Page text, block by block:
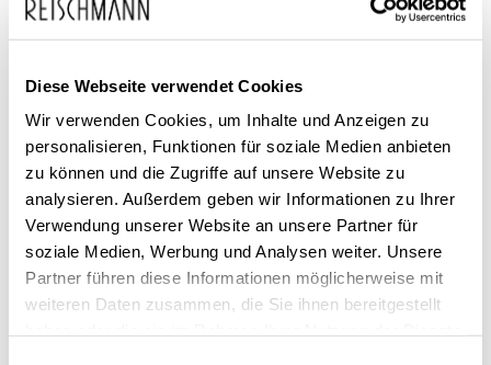
Diese Webseite verwendet Cookies
Wir verwenden Cookies, um Inhalte und Anzeigen zu
personalisieren, Funktionen für soziale Medien anbieten
zu können und die Zugriffe auf unsere Website zu
analysieren. Außerdem geben wir Informationen zu Ihrer
Verwendung unserer Website an unsere Partner für
soziale Medien, Werbung und Analysen weiter. Unsere
Partner führen diese Informationen möglicherweise mit
weiteren Daten zusammen, die Sie ihnen bereitgestellt
Zum
Anfang
der
Bildgalerie
springen
04651/ A trip in a bag
Herren Shorts
inkl. MwSt.
Dieses Produkt ist exklusiv in unseren Filialen erhältlich. Prüfen Sie
mit einem Klick auf „Vor Ort verfügbar?", wo Ihre Größe vorrätig ist.
Vor Ort verfügbar?